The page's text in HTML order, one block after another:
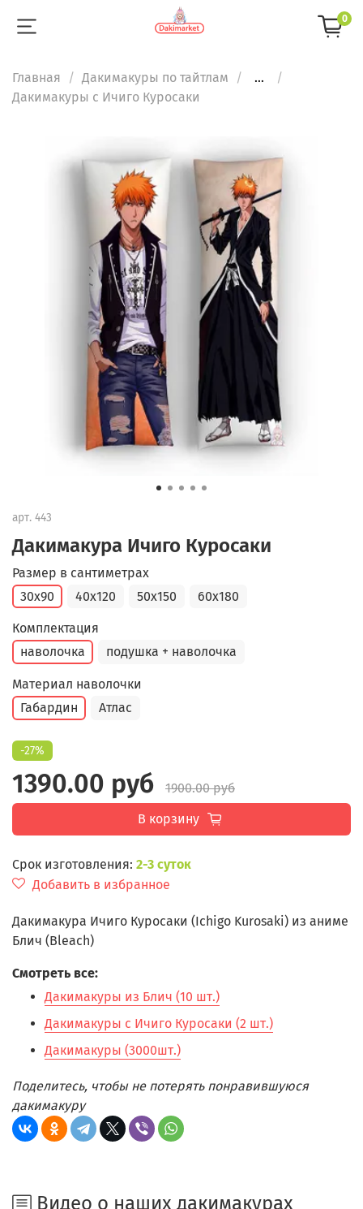
0
Главная Дакимакуры по тайтлам
...
Дакимакуры с Ичиго Куросаки
арт. 443
Дакимакура Ичиго Куросаки
Срок изготовления: 2-3 суток
Добавить в избранное
Размер в сантиметрах
30x90
40x120 50x150 60x180
Комплектация
наволочка
подушка + наволочка
Материал наволочки
Габардин
Атлас
-27%
1390.00 руб
1900.00 руб
В корзину
Дакимакура Ичиго Куросаки (Ichigo Kurosaki) из аниме
Блич (Bleach)
Смотреть все:
Дакимакуры из Блич (10 шт.)
Дакимакуры с Ичиго Куросаки (2 шт.)
Дакимакуры (3000шт.)
Поделитесь, чтобы не потерять понравившуюся
дакимакуру
Видео о наших дакимакурах